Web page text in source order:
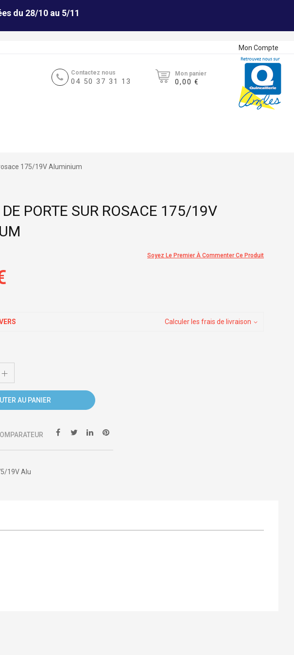
du 28/10 au 5/11
Mon Compte
Contactez nous
04 50 37 31 13
Mon panier
0,00 €
175/19V Aluminium
PORTE SUR ROSACE 175/19V
Soyez Le Premier À Commenter Ce Produit
Calculer les frais de livraison
AU PANIER
19V Alu